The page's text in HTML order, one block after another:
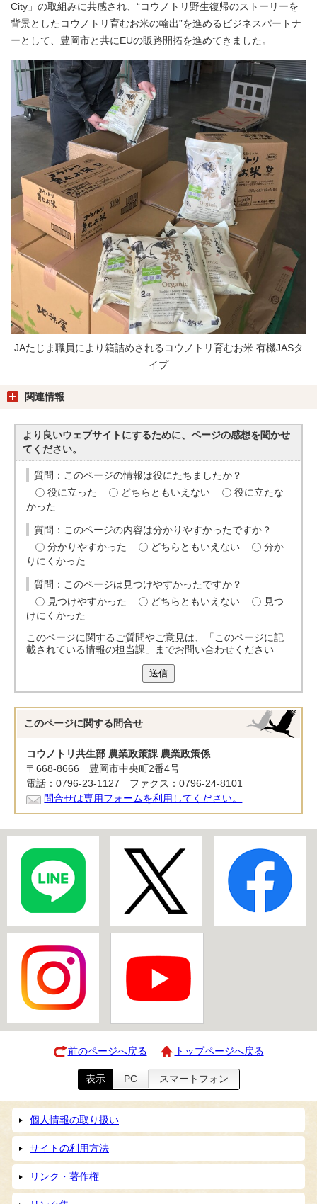
City」の取組みに共感され、“コウノトリ野生復帰のストーリーを
背景としたコウノトリ育むお米の輸出”を進めるビジネスパートナ
ーとして、豊岡市と共にEUの販路開拓を進めてきました。
JAたじま職員により箱詰めされるコウノトリ育むお米 有機JASタ
イプ
関連情報
より良いウェブサイトにするために、ページの感想を聞かせ
てください。
質問：このページの情報は役にたちましたか？
役に立った
どちらともいえない
役に立たな
かった
質問：このページの内容は分かりやすかったですか？
分かりやすかった
どちらともいえない
分か
りにくかった
質問：このページは見つけやすかったですか？
見つけやすかった
どちらともいえない
見つ
けにくかった
このページに関するご質問やご意見は、「このページに記
載されている情報の担当課」までお問い合わせください
送信
このページに関する 問合せ
コウノトリ共生部 農業政策課 農業政策係
〒668-8666 豊岡市中央町2番4号
電話：0796-23-1127 ファクス：0796-24-8101
問合せは専用フォームを利用してください。
前のページへ戻る トップページへ戻る
表示 PC スマートフォン
個人情報の取り扱い
サイトの利用方法
リンク・著作権